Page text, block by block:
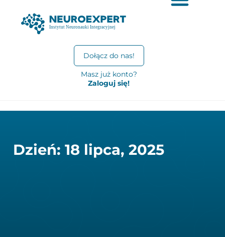
Dołącz do nas!
Masz już konto?
Zaloguj się!
Dzień: 18 lipca, 2025